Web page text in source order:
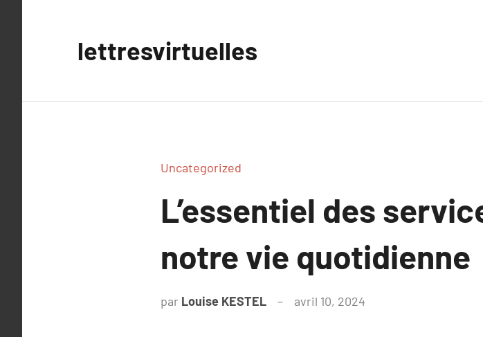
lettresvirtuelles
Uncategorized
L’essentiel des
notre vie quotidienne
par Louise KESTEL avril 10, 2024